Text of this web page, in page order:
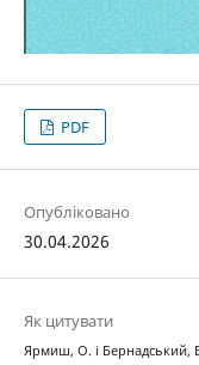
PDF
Опубліковано
30.04.2026
Як цитувати
Ярмиш, О. і